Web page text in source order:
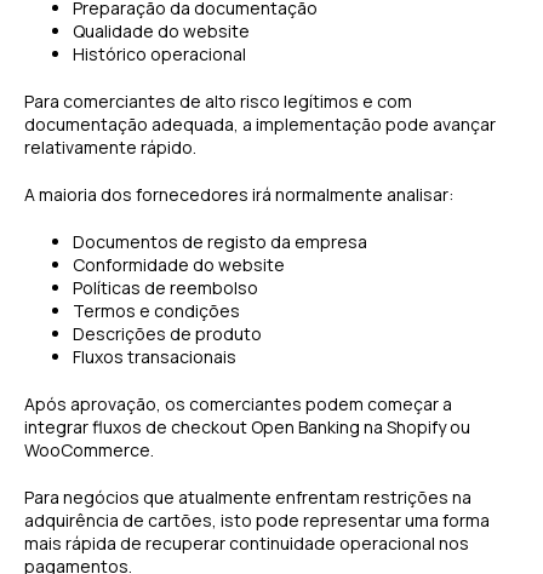
Preparação da documentação
Qualidade do website
Histórico operacional
Para comerciantes de alto risco legítimos e com
documentação adequada, a implementação pode avançar
relativamente rápido.
A maioria dos fornecedores irá normalmente analisar:
Documentos de registo da empresa
Conformidade do website
Políticas de reembolso
Termos e condições
Descrições de produto
Fluxos transacionais
Após aprovação, os comerciantes podem começar a
integrar fluxos de checkout Open Banking na Shopify ou
WooCommerce.
Para negócios que atualmente enfrentam restrições na
adquirência de cartões, isto pode representar uma forma
mais rápida de recuperar continuidade operacional nos
pagamentos.